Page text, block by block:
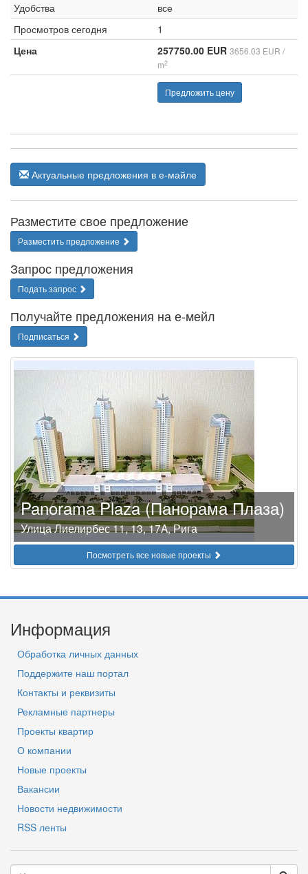
Удобства
все
Просмотров сегодня
1
Цена
257750.00 EUR 3656.03 EUR /
m2
Предложить цену
Актуальные предложения в е-майле
Разместите свое предложение
Разместить предложение
Запрос предложения
Подать запрос
Получайте предложения на е-мейл
Подписаться
Panorama Plaza (Панорама Плаза)
Улица Лиелирбес 11, 13, 17A, Рига
Посмотреть все новые проекты
Информация
Обработка личных данных
Поддержите наш портал
Контакты и реквизиты
Рекламные партнеры
Проекты квартир
О компании
Новые проекты
Вакансии
Новости недвижимости
RSS ленты